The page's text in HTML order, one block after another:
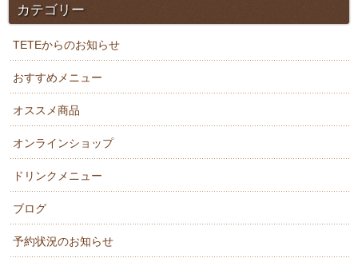
カテゴリー
TETEからのお知らせ
おすすめメニュー
オススメ商品
オンラインショップ
ドリンクメニュー
ブログ
予約状況のお知らせ